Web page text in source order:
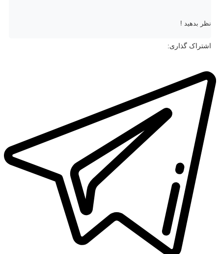
نظر بدهید !
اشتراک گذاری: